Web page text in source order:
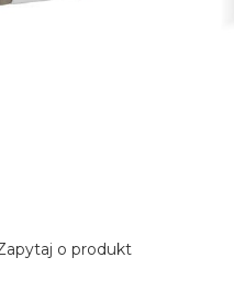
o produkt